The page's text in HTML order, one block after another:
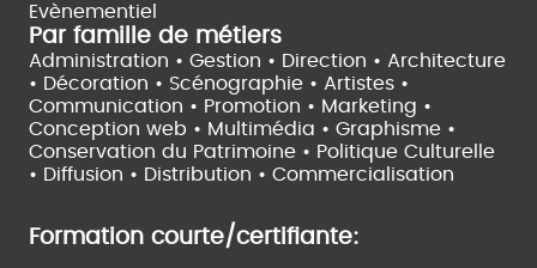
Evènementiel
Par famille de métiers
Administration • Gestion • Direction • Architecture
• Décoration • Scénographie • Artistes •
Communication • Promotion • Marketing •
Conception web • Multimédia • Graphisme •
Conservation du Patrimoine • Politique Culturelle
• Diffusion • Distribution • Commercialisation
Formation courte/certifiante: